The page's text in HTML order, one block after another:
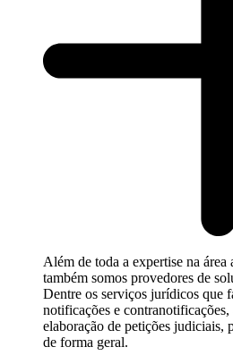
Além de toda a expertise na
também somos provedores de
Dentre os serviços jurídicos que
notificações e contranotificações,
elaboração de petições judiciais,
de forma geral.